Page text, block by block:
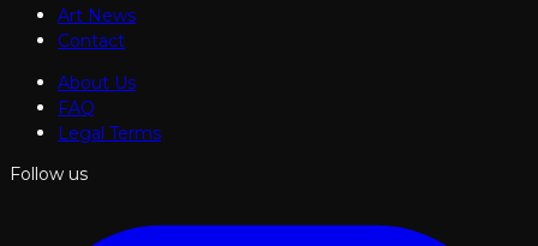
Art News
Contact
About Us
FAQ
Legal Terms
Follow us